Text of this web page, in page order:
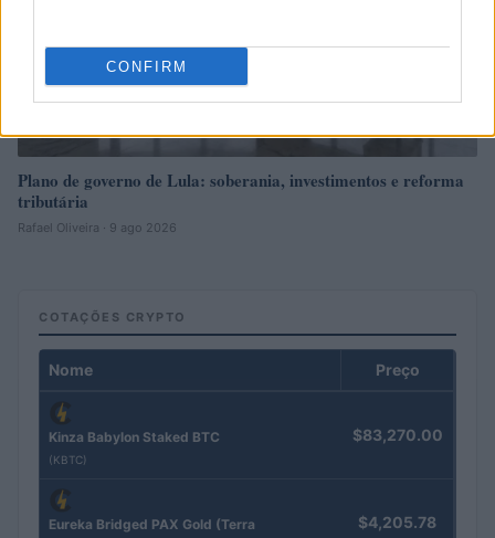
CONFIRM
Plano de governo de Lula: soberania, investimentos e reforma
tributária
Rafael Oliveira · 9 ago 2026
COTAÇÕES CRYPTO
Nome Preço
Kinza Babylon Staked BTC
(KBTC)
$83,270.00
Eureka Bridged PAX Gold (Terra $4,205.78